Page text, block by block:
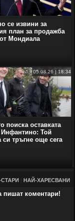
се извини за
план за продажба
Мондиала
05.08.26 | 18:34
поиска оставката
Той
си тръгне още сега
НАЙ-ХАРЕСВАНИ
пишат коментари!